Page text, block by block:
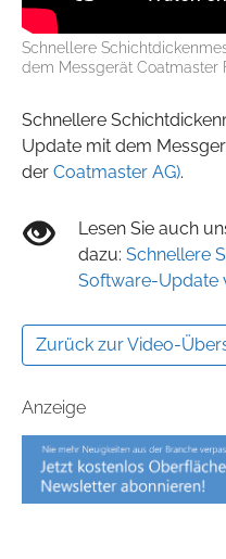
Schnellere
dem Messgerät Coatmaster
Schnellere
Update mit dem
der Coatmaster AG).
Lesen Sie auch
dazu: Schnellere
Software-Update
Zurück zur Video-
Anzeige